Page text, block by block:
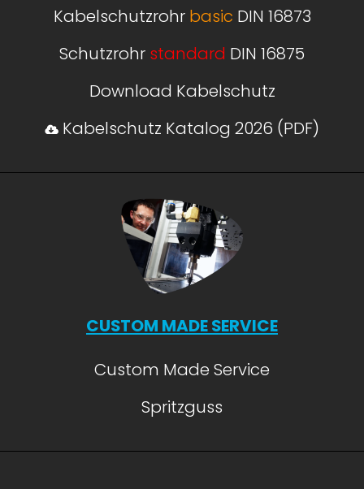
Kabelschutzrohr basic DIN 16873
Schutzrohr standard DIN 16875
Download Kabelschutz
Kabelschutz Katalog 2026 (PDF)
CUSTOM MADE SERVICE
Custom Made Service
Spritzguss